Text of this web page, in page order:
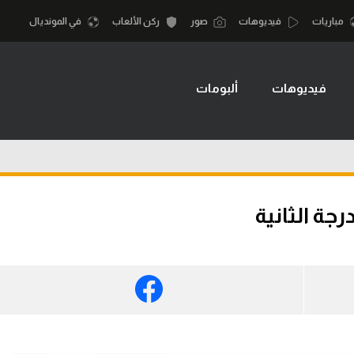
سعودي في الجول
كرة السلة
كرة سلة
مباريات فيديوهات صور ركن الألعاب في المونديال
فيديوهات ألبومات
الثانية